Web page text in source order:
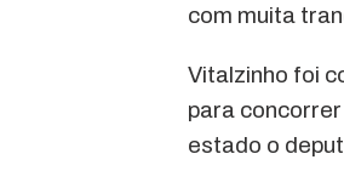
com muita
Vitalzinho foi
para
estado o